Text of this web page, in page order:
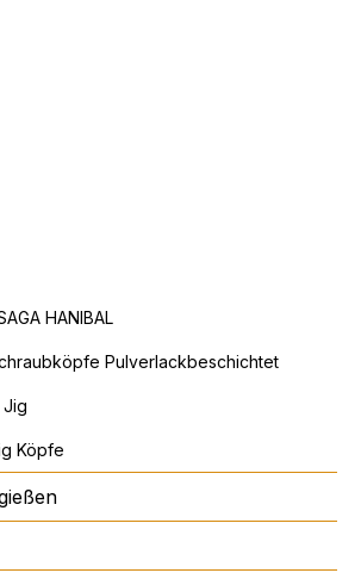
HANIBAL
Pulverlackbeschichtet
Jig
Köpfe